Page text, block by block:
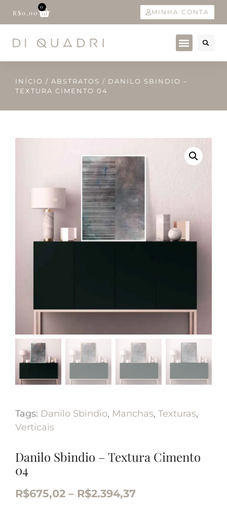
R$0,00
0
MINHA CONTA
INÍCIO / ABSTRATOS / DANILO SBINDIO –
TEXTURA CIMENTO 04
Tags: Danilo Sbindio, Manchas, Texturas,
Verticais
Danilo Sbindio – Textura Cimento
04
R$675,02 – R$2.394,37